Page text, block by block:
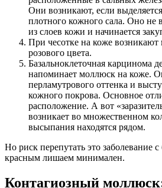
Они возникают, если
плотного кожного сала. Оно не
из слоев кожи и начинается
При чесотке на коже
розового цвета.
Базальноклеточная карцинома
напоминает моллюск на коже.
перламутрового оттенка и
кожного покрова. Основное
расположение. А вот
возникает во множественном
высыпания находятся рядом.
Но риск перепутать это заболевание
красным лишаем минимален.
Контагиозный